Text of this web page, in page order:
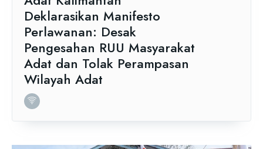
Deklarasikan Manifesto
Perlawanan: Desak
Pengesahan RUU Masyarakat
Adat dan Tolak Perampasan
Wilayah Adat